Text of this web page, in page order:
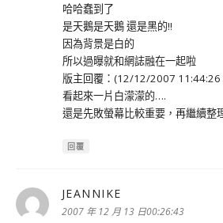
哈哈蠢到了
是天鵝是天鵝 還是黑的!!
因為背景是白的
所以過曝就和網誌融在一起啦
版主回覆：(12/12/2007 11:44:26
看起來一片白濛濛的….
還是先敗螢幕比較重要，再繼續整
回覆
JEANNIKE
示:
2007 年 12 月 13 日00:26:43